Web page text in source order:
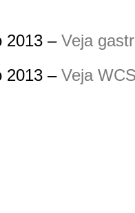
2013 – Veja
2013 – Veja